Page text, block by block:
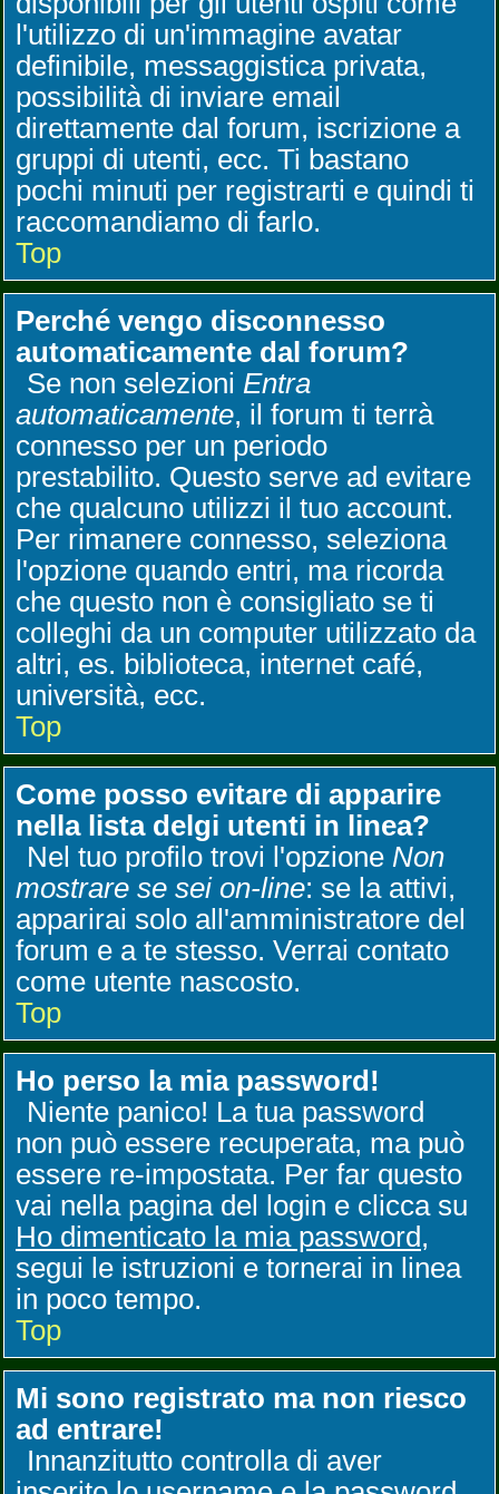
l'utilizzo di un'immagine avatar
definibile, messaggistica privata,
possibilità di inviare email
direttamente dal forum, iscrizione a
gruppi di utenti, ecc. Ti bastano
pochi minuti per registrarti e quindi ti
raccomandiamo di farlo.
Top
Perché vengo disconnesso
automaticamente dal forum?
Se non selezioni Entra
automaticamente, il forum ti terrà
connesso per un periodo
prestabilito. Questo serve ad evitare
che qualcuno utilizzi il tuo account.
Per rimanere connesso, seleziona
l'opzione quando entri, ma ricorda
che questo non è consigliato se ti
colleghi da un computer utilizzato da
altri, es. biblioteca, internet café,
università, ecc.
Top
Come posso evitare di apparire
nella lista delgi utenti in linea?
Nel tuo profilo trovi l'opzione Non
mostrare se sei on-line: se la attivi,
apparirai solo all'amministratore del
forum e a te stesso. Verrai contato
come utente nascosto.
Top
Ho perso la mia password!
Niente panico! La tua password
non può essere recuperata, ma può
essere re-impostata. Per far questo
vai nella pagina del login e clicca su
Ho dimenticato la mia password,
segui le istruzioni e tornerai in linea
in poco tempo.
Top
Mi sono registrato ma non riesco
ad entrare!
Innanzitutto controlla di aver